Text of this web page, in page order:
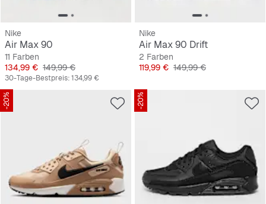
Nike
Air Max 90
11 Farben
Preis
134,99 € Originalpreis
149,99 €
30-Tage-Bestpreis:134,99 €
Nike
Air Max 90 Drift
2 Farben
Preis
119,99 € Originalpreis
149,99 €
-20% -20%